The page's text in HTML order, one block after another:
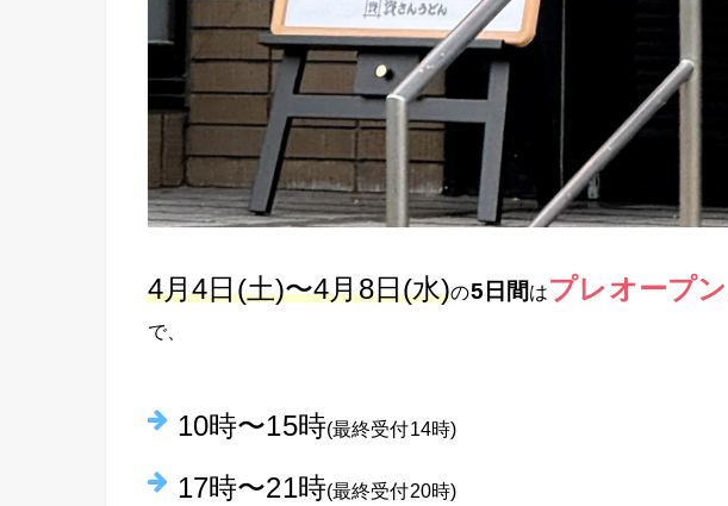
4月4日(土)〜4月8日(水)の5日間はプレオープン
で、
10時〜15時(最終受付14時)
17時〜21時(最終受付20時)